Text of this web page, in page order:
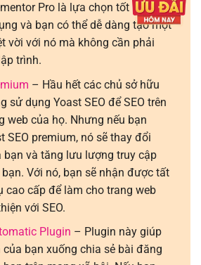
Pro là lựa chọn tốt nhất.
và bạn có thể dễ dàng tạo một
vời với nó mà không cần phải
trình.
– Hầu hết các chủ sở hữu
sử dụng Yoast SEO để SEO trên
web của họ. Nhưng nếu bạn
SEO premium, nó sẽ thay đổi
bạn và tăng lưu lượng truy cập
Với nó, bạn sẽ nhận được tất
cao cấp để làm cho trang web
với SEO.
Plugin – Plugin này giúp
bạn xuống chia sẻ bài đăng